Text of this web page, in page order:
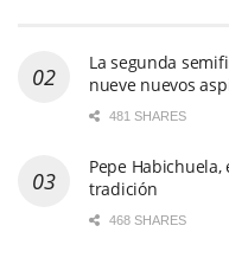
La segunda
nueve nuevos
481 SHARES
Pepe
tradición
468 SHARES